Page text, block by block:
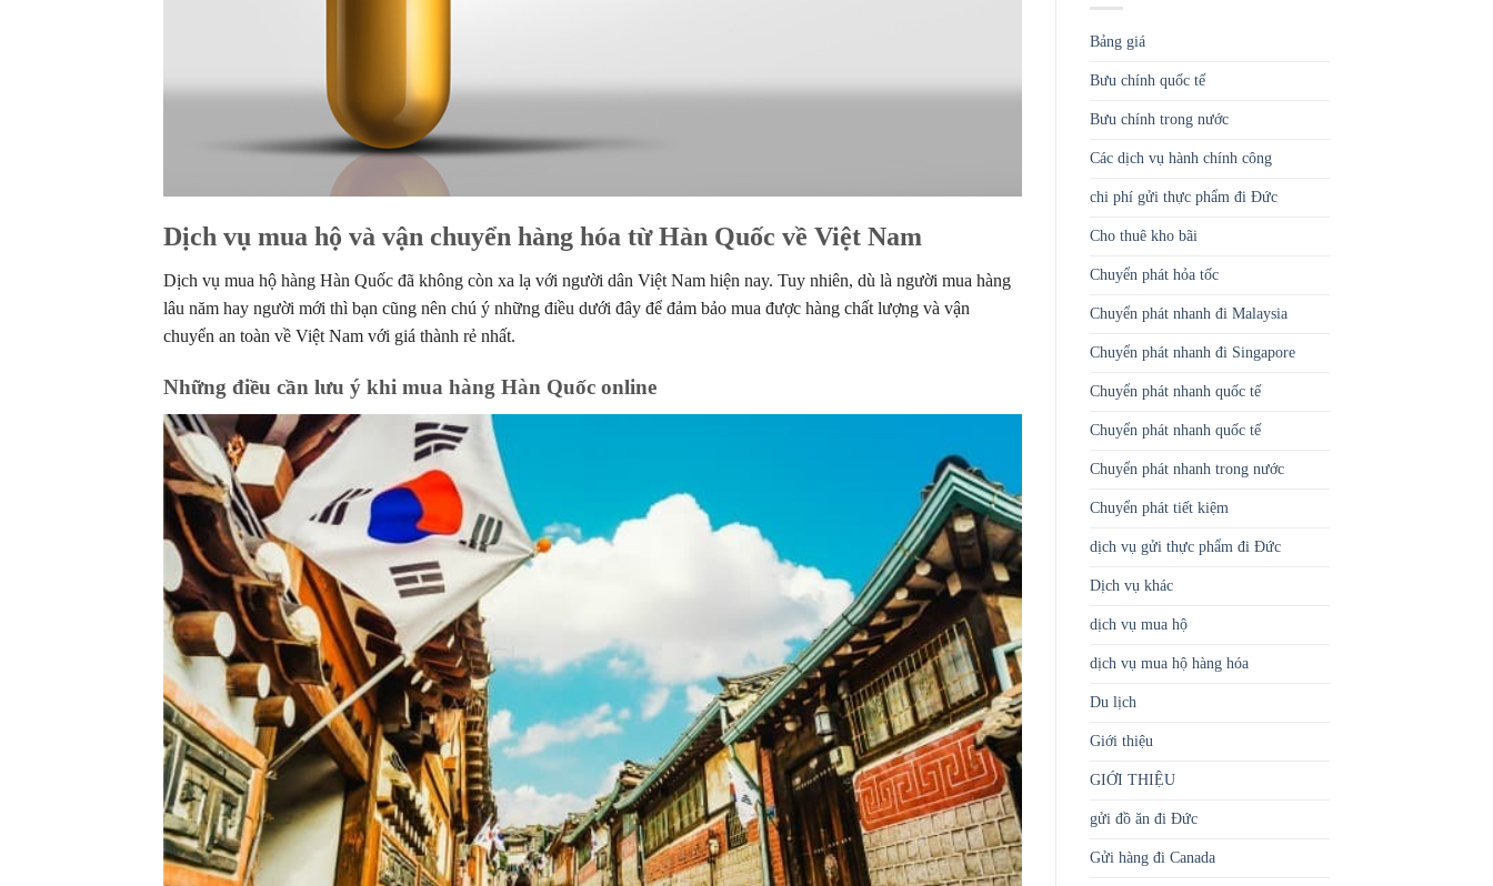
Dịch vụ mua hộ và vận chuyển hàng hóa từ Hàn Quốc về Việt Nam
Dịch vụ mua hộ hàng Hàn Quốc đã không còn xa lạ với người dân Việt Nam hiện nay. Tuy nhiên, dù là người mua hàng
lâu năm hay người mới thì bạn cũng nên chú ý những điều dưới đây để đảm bảo mua được hàng chất lượng và vận
chuyển an toàn về Việt Nam với giá thành rẻ nhất.
Những điều cần lưu ý khi mua hàng Hàn Quốc online
Bảng giá
Bưu chính quốc tế
Bưu chính trong nước
Các dịch vụ hành chính công
chi phí gửi thực phẩm đi Đức
Cho thuê kho bãi
Chuyển phát hỏa tốc
Chuyển phát nhanh đi Malaysia
Chuyển phát nhanh đi Singapore
Chuyển phát nhanh quốc tế
Chuyển phát nhanh quốc tế
Chuyển phát nhanh trong nước
Chuyển phát tiết kiệm
dịch vụ gửi thực phẩm đi Đức
Dịch vụ khác
dịch vụ mua hộ
dịch vụ mua hộ hàng hóa
Du lịch
Giới thiệu
GIỚI THIỆU
gửi đồ ăn đi Đức
Gửi hàng đi Canada